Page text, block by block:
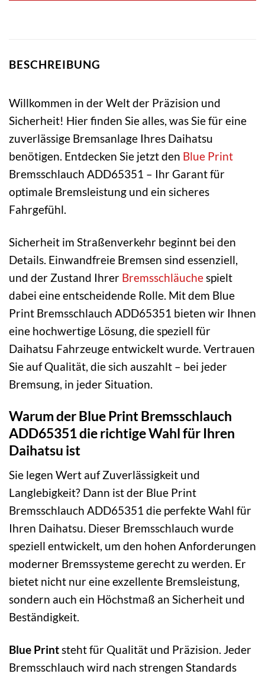
BESCHREIBUNG
Willkommen in der Welt der Präzision und
Sicherheit! Hier finden Sie alles, was Sie für eine
zuverlässige Bremsanlage Ihres Daihatsu
benötigen. Entdecken Sie jetzt den Blue Print
Bremsschlauch ADD65351 – Ihr Garant für
optimale Bremsleistung und ein sicheres
Fahrgefühl.
Sicherheit im Straßenverkehr beginnt bei den
Details. Einwandfreie Bremsen sind essenziell,
und der Zustand Ihrer Bremsschläuche spielt
dabei eine entscheidende Rolle. Mit dem Blue
Print Bremsschlauch ADD65351 bieten wir Ihnen
eine hochwertige Lösung, die speziell für
Daihatsu Fahrzeuge entwickelt wurde. Vertrauen
Sie auf Qualität, die sich auszahlt – bei jeder
Bremsung, in jeder Situation.
Warum der Blue Print Bremsschlauch
ADD65351 die richtige Wahl für Ihren
Daihatsu ist
Sie legen Wert auf Zuverlässigkeit und
Langlebigkeit? Dann ist der Blue Print
Bremsschlauch ADD65351 die perfekte Wahl für
Ihren Daihatsu. Dieser Bremsschlauch wurde
speziell entwickelt, um den hohen Anforderungen
moderner Bremssysteme gerecht zu werden. Er
bietet nicht nur eine exzellente Bremsleistung,
sondern auch ein Höchstmaß an Sicherheit und
Beständigkeit.
Blue Printsteht für Qualität und Präzision. Jeder
Bremsschlauch wird nach strengen Standards